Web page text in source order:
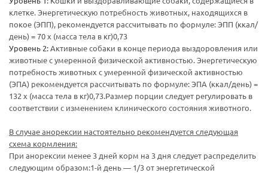
клетке. Энергетическую потребность животных, находящихся в
покое (ЭПП), рекомендуется рассчитывать по формуле: ЭПП (ккал/
день) = 70 x (масса тела в кг)0,73
Уровень 2: Активные собаки в конце периода выздоровления или
животные с умеренной физической активностью. Энергетическую
потребность животных с умеренной физической активностью
(ЭПА) рекомендуется рассчитывать по формуле: ЭПА (ккал/день) =
132 x (масса тела в кг)0,73.Размер порции следует регулировать в
соответствии с изменением клинического состояния животного.
В случае анорексии настоятельно рекомендуется следующая
схема кормления:
При анорексии менее 3 дней корм на 3 дня следует распределить
следующим образом:1-й день — 1/3 от энергетической